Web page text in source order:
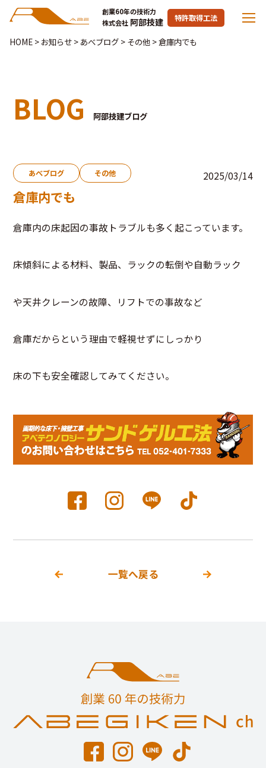
創業60年の技術力
株式会社 阿部技建 特許取得工法
HOME> お知らせ> あべブログ> その他>倉庫内でも
BLOG 阿部技建ブログ
あべブログ その他 2025/03/14
倉庫内でも
倉庫内の床起因の事故トラブルも多く起こっています。
床傾斜による材料、製品、ラックの転倒や自動ラック
や天井クレーンの故障、リフトでの事故など
倉庫だからという理由で軽視せずにしっかり
床の下も安全確認してみてください。
一覧へ戻る